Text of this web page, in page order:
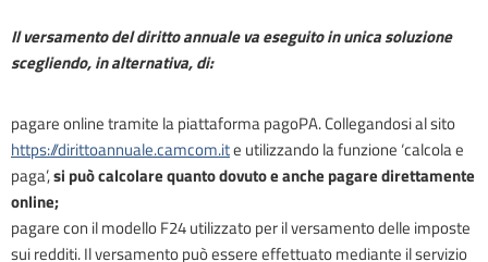
Il versamento del diritto annuale va eseguito in unica soluzione
scegliendo, in alternativa, di:
pagare online tramite la piattaforma pagoPA.Collegandosi al sito
https://dirittoannuale.camcom.ite utilizzando la funzione ‘calcola e
paga’,si può calcolare quanto dovuto e anche pagare direttamente
online;
pagare con il modello F24 utilizzato per il versamento delle imposte
sui redditi. Il versamento può essere effettuato mediante il servizio